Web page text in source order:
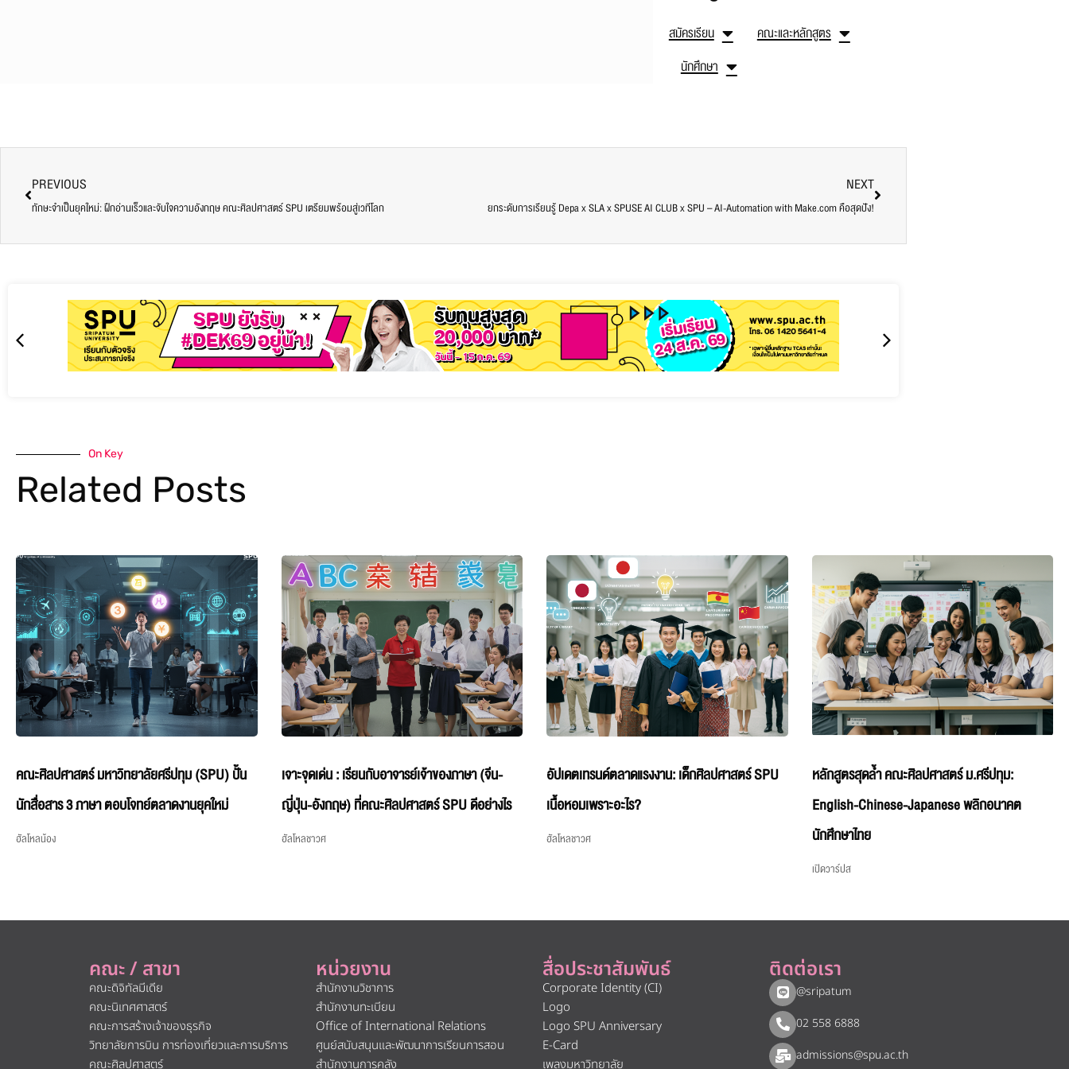
สมัครเรียน
คณะและหลักสูตร
นักศึกษา
PREVIOUS
ทักษะจำเป็นยุคใหม่: ฝึกอ่านเร็วและจับใจความอังกฤษ คณะศิลปศาสตร์ SPU เตรียมพร้อมสู่เวทีโลก
NEXT
ยกระดับการเรียนรู้ Depa x SLA x SPUSE AI CLUB x SPU – AI-Automation with Make.com คือสุดปัง!
On Key
Related Posts
คณะศิลปศาสตร์ มหาวิทยาลัยศรีปทุม (SPU) ปั้น
นักสื่อสาร 3 ภาษา ตอบโจทย์ตลาดงานยุคใหม่
ฮัลโหลน้อง
เจาะจุดเด่น : เรียนกับอาจารย์เจ้าของภาษา (จีน-
ญี่ปุ่น-อังกฤษ) ที่คณะศิลปศาสตร์ SPU ดีอย่างไร
ฮัลโหลชาวศ
อัปเดตเทรนด์ตลาดแรงงาน: เด็กศิลปศาสตร์ SPU
เนื้อหอมเพราะอะไร?
ฮัลโหลชาวศ
หลักสูตรสุดล้ำ คณะศิลปศาสตร์ ม.ศรีปทุม:
English-Chinese-Japanese พลิกอนาคต
นักศึกษาไทย
เปิดวาร์ปส
คณะ / สาขา
คณะดิจิทัลมีเดีย
คณะนิเทศศาสตร์
คณะการสร้างเจ้าของธุรกิจ
วิทยาลัยการบิน การท่องเที่ยวและการบริการ
คณะศิลปศาสตร์
หน่วยงาน
สำนักงานวิชาการ
สำนักงานทะเบียน
Office of International Relations
ศูนย์สนับสนุนและพัฒนาการเรียนการสอน
สำนักงานการคลัง
สื่อประชาสัมพันธ์
Corporate Identity (CI)
Logo
Logo SPU Anniversary
E-Card
เพลงมหาวิทยาลัย
ติดต่อเรา
@sripatum
02 558 6888
admissions@spu.ac.th